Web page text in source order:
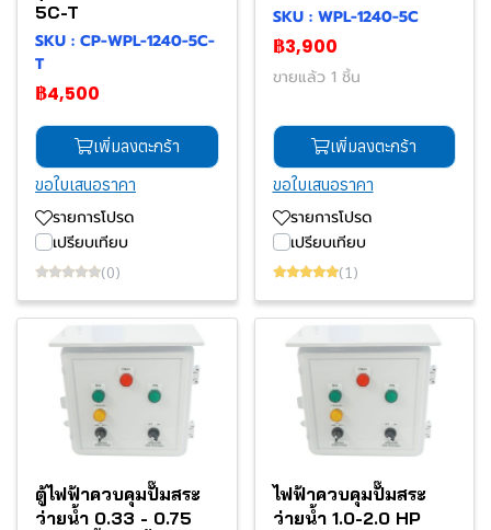
5C-T
SKU : CP-WPL-1240-5C-
T
฿4,500
เพิ่มลงตะกร้า
ขอใบเสนอราคา
รายการโปรด
เปรียบเทียบ
(0)
SKU : WPL-1240-5C
฿3,900
ขายแล้ว 1 ชิ้น
เพิ่มลงตะกร้า
ขอใบเสนอราคา
รายการโปรด
เปรียบเทียบ
(1)
ตู้ไฟฟ้าควบคุมปั๊มสระ
ว่ายน้ำ 0.33 - 0.75
ไฟฟ้าควบคุมปั๊มสระ
ว่ายน้ำ 1.0-2.0 HP